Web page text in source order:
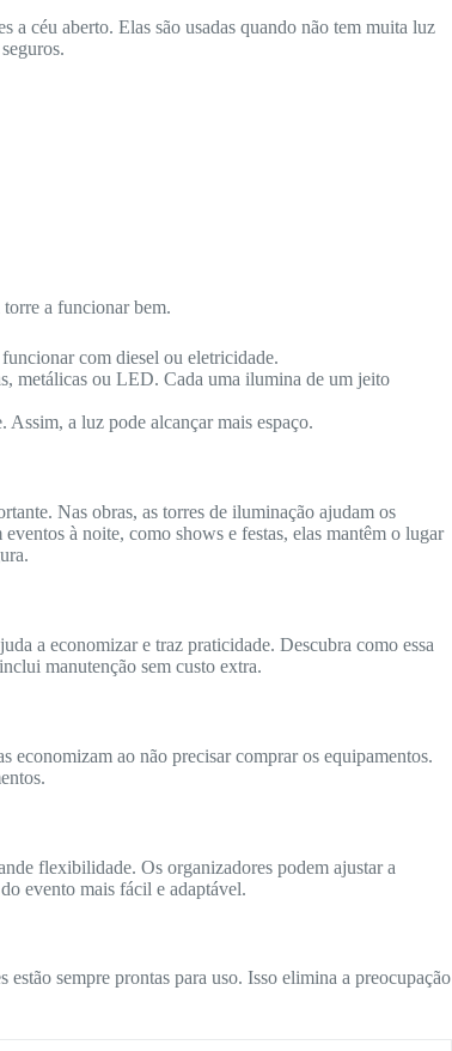
a céu aberto. Elas são usadas quando não tem muita luz
a funcionar bem.
com diesel ou eletricidade.
metálicas ou LED. Cada uma ilumina de um jeito
Assim, a luz pode alcançar mais espaço.
Nas obras, as torres de iluminação ajudam os
à noite, como shows e festas, elas mantêm o lugar
a economizar e traz praticidade. Descubra como essa
manutenção sem custo extra.
economizam ao não precisar comprar os equipamentos.
flexibilidade. Os organizadores podem ajustar a
evento mais fácil e adaptável.
sempre prontas para uso. Isso elimina a preocupação